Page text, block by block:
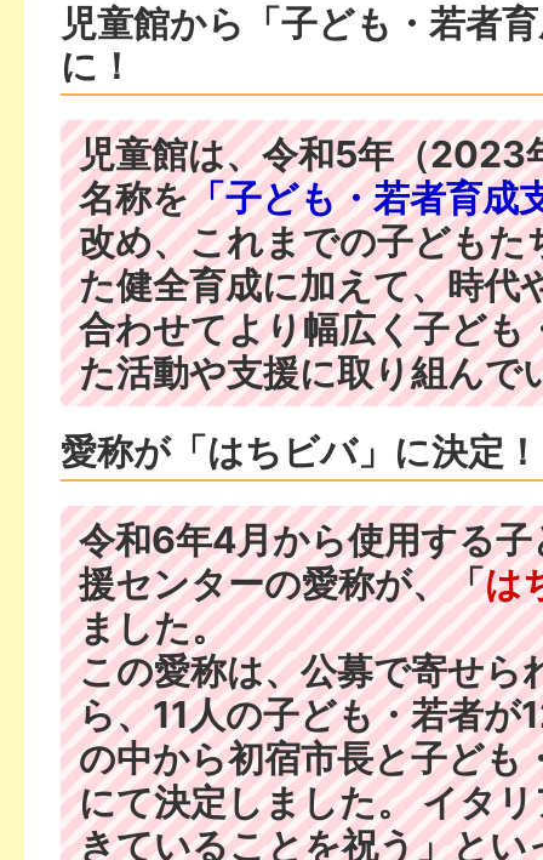
児童館から「子ども・若者
に！
児童館は、令和5年（2023
名称を「子ども・若者育成
改め、これまでの子どもた
た健全育成に加えて、時代
合わせてより幅広く子ども
た活動や支援に取り組んで
愛称が「はちビバ」に決定！
令和6年4月から使用する
援センターの愛称が、「は
ました。
この愛称は、公募で寄せ
ら、11人の子ども・若者が
の中から初宿市長と子ども
にて決定しました。 イタ
きていることを祝う」とい